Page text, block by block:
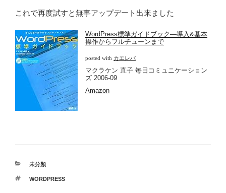
これで再度試すと無事アップデート出来ました
WordPress標準ガイドブック―導入&基本
操作からフルチューンまで
posted with カエレバ
マクラケン 直子 毎日コミュニケーション
ズ 2006-09
Amazon
カ
ゴ
未分類
タ
WORDPRESS